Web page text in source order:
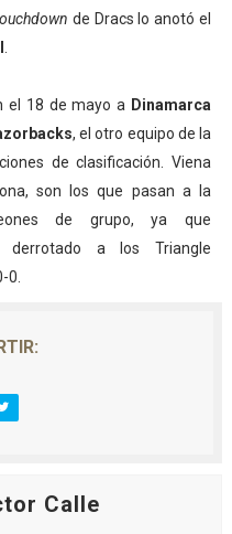
de Dracs lo anotó el
el 18 de mayo a Dinamarca
, el otro equipo de la
de clasificación. Viena
son los que pasan a la
de grupo, ya que
derrotado a los Triangle
0.
Calle